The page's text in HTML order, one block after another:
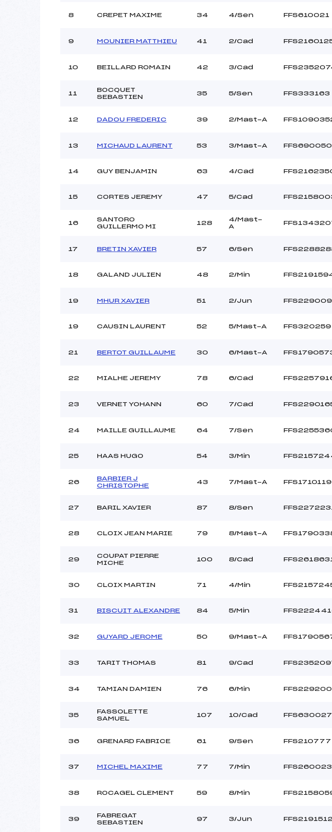
Pénalité appliquée :
101.6400
8 CREPET MAXIME 34 4/Sen FFS610021
9 MOUNIER MATTHIEU 41 2/Cad
10 BEILLARD ROMAIN 42 3/Cad
11
BOCQUET
SEBASTIEN
35 5/Sen FFS333163
12 DADOU FREDERIC 39 2/Mast-A
13 MICHAUD LAURENT 53 3/Mast-A FFS690050
14 GUY BENJAMIN 63 4/Cad
15 CORTES JEREMY 47 5/Cad
16
SANTORO
GUILLERMO MI
128
4/Mast-
A
17 BRETIN XAVIER 57 6/Sen
18 GALAND JULIEN 48 2/Min
19 MHUR XAVIER 51 2/Jun
19 CAUSIN LAURENT 52 5/Mast-A FFS320259
21 BERTOT GUILLAUME 30 6/Mast-A
22 MIALHE JEREMY 78 6/Cad
23 VERNET YOHANN 60 7/Cad
24 MAILLE GUILLAUME 64 7/Sen
25 HAAS HUGO 54 3/Min
26
BARBIER J
CHRISTOPHE
43 7/Mast-A FFS1710119
27 BARIL XAVIER 87 8/Sen
28 CLOIX JEAN MARIE 79 8/Mast-A
29
COUPAT PIERRE
MICHE
100 8/Cad
30 CLOIX MARTIN 71 4/Min
31 BISCUIT ALEXANDRE 84 5/Min
32 GUYARD JEROME 50 9/Mast-A
33 TARIT THOMAS 81 9/Cad
34 TAMIAN DAMIEN 76 6/Min
35
FASSOLETTE
SAMUEL
107 10/Cad FFS630027
36 GRENARD FABRICE 61 9/Sen FFS210777
37 MICHEL MAXIME 77 7/Min
38 ROCAGEL CLEMENT 59 8/Min
39
FABREGAT
SEBASTIEN
97 3/Jun FFS2191512